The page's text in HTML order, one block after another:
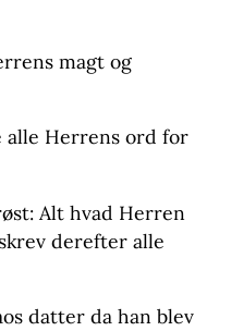
magt og
alle Herrens ord for
Alt hvad Herren
derefter alle
datter da han blev